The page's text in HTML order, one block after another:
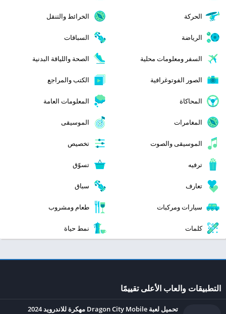
الحركة الخرائط والتنقل
الرياضة السباقات
السفر ومعلومات محلية الصحة واللياقة البدنية
الصور الفوتوغرافية الكتب والمراجع
المحاكاة المعلومات العامة
المغامرات الموسيقى
الموسيقى والصوت تخصيص
ترفيه تسوّق
تعارف سباق
سيارات ومركبات طعام ومشروب
كلمات نمط حياة
التطبيقات والعاب الأعلى تقييمًا
تحميل لعبة Dragon City Mobile مهكرة للاندرويد 2024